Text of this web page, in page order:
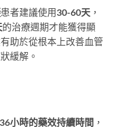
患者建議使用 30-60天 ，
的治療週期才能獲得顯
助於從根本上改善血管
緩解。
小時的藥效持續時間 ，